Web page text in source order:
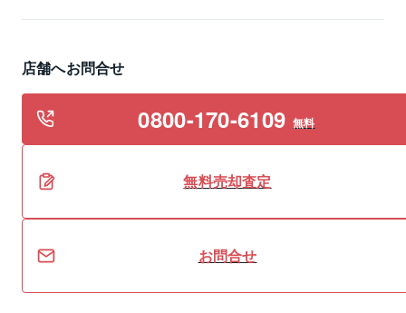
店舗へお問合せ
0800-170-6109 無料
無料売却査定
お問合せ